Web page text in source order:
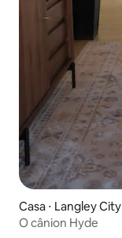
Casa ⋅ Langley City
O cânion Hyde